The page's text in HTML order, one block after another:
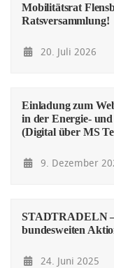
Mobilitätsrat
Ratsversammlung!
20. Juli 2026
Einladung zum
in der Energie-
(Digital über MS
9. Dezember
STADTRADELN
bundesweiten
24. Juni 2025